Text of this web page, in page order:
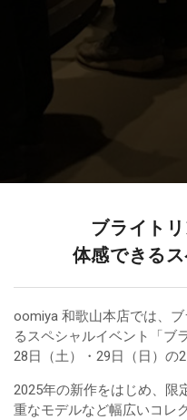
ブライト
体感できる
oomiya 和歌山本店では、
るスペシャルイベント「ブ
28日（土）・29日（日）の
2025年の新作をはじめ、限
重なモデルなど幅広いコレ